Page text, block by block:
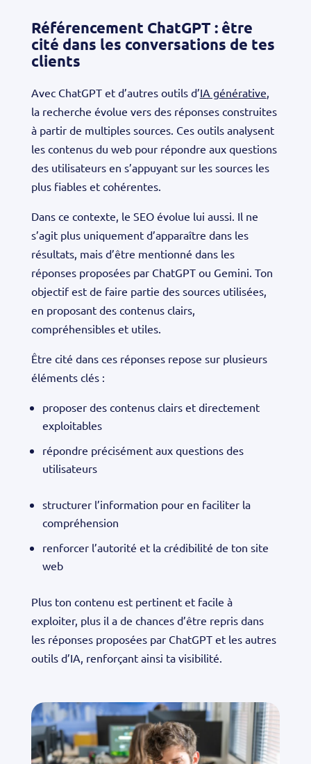
Référencement ChatGPT : être
cité dans les conversations de tes
clients
Avec ChatGPT et d’autres outils d’IA générative,
la recherche évolue vers des réponses construites
à partir de multiples sources. Ces outils analysent
les contenus du web pour répondre aux questions
des utilisateurs en s’appuyant sur les sources les
plus fiables et cohérentes.
Dans ce contexte, le SEO évolue lui aussi. Il ne
s’agit plus uniquement d’apparaître dans les
résultats, mais d’être mentionné dans les
réponses proposées par ChatGPT ou Gemini. Ton
objectif est de faire partie des sources utilisées,
en proposant des contenus clairs,
compréhensibles et utiles.
Être cité dans ces réponses repose sur plusieurs
éléments clés :
proposer des contenus clairs et directement
exploitables
répondre précisément aux questions des
utilisateurs
structurer l’information pour en faciliter la
compréhension
renforcer l’autorité et la crédibilité de ton site
web
Plus ton contenu est pertinent et facile à
exploiter, plus il a de chances d’être repris dans
les réponses proposées par ChatGPT et les autres
outils d’IA, renforçant ainsi ta visibilité.